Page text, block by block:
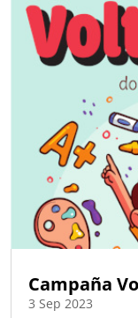
Campaña
3 Sep 2023